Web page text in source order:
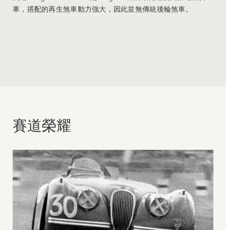
車，搭配的再生煞車動力強大，因此並無傳統後輪煞車。
賽道榮耀